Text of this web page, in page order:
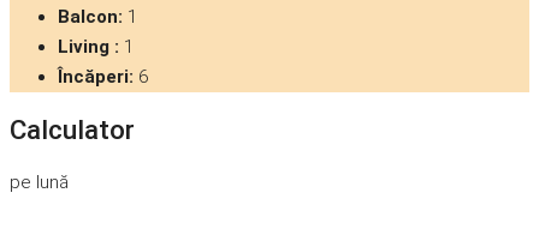
Balcon: 1
Living : 1
Încăperi: 6
Calculator
pe lună